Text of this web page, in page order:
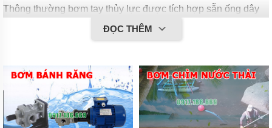
Thông thường bơm tay thủy lực được tích hợp sẵn ống dây
thủy lực và đầu nối thủy lực để bơm có thể kết nối với các
thiết bị thủy lực khác một cách dễ dàng, nhanh chóng mà
Có những loại bơm tay thủy lực nào
?
Bơm tay thủy lực chủ yếu được chia làm 2 loại:bơm tay
ĐỌC THÊM